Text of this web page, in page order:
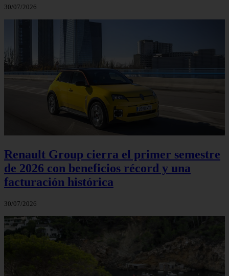
30/07/2026
Renault Group cierra el primer semestre
de 2026 con beneficios récord y una
facturación histórica
30/07/2026